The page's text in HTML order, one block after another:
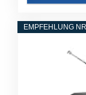
EMPFEHLUNG